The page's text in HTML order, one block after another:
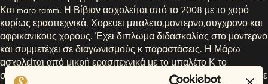
Και maro ramm. Η Βίβιαν ασχολείται από το 2008 με το χορό
κυρίως ερασιτεχνικά. Χορευει μπαλετο,μοντερνο,συγχρονο και
αφρικανικους χορους. Έχει διπλωμα διδασκαλίας στο μοντερνο
και συμμετέχει σε διαγωνισμούς κ παραστάσεις. Η Μάρω
ασχολείται από μικρή ερασιτεχνικά με το μπαλέτο Κ το
σύγχρονο χορό. Συμμετέχει σε θεατρική ομάδα Κ παράλληλα με